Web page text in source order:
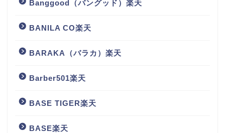
Banggood（バングッド）楽天
BANILA CO楽天
BARAKA（バラカ）楽天
Barber501楽天
BASE TIGER楽天
BASE楽天